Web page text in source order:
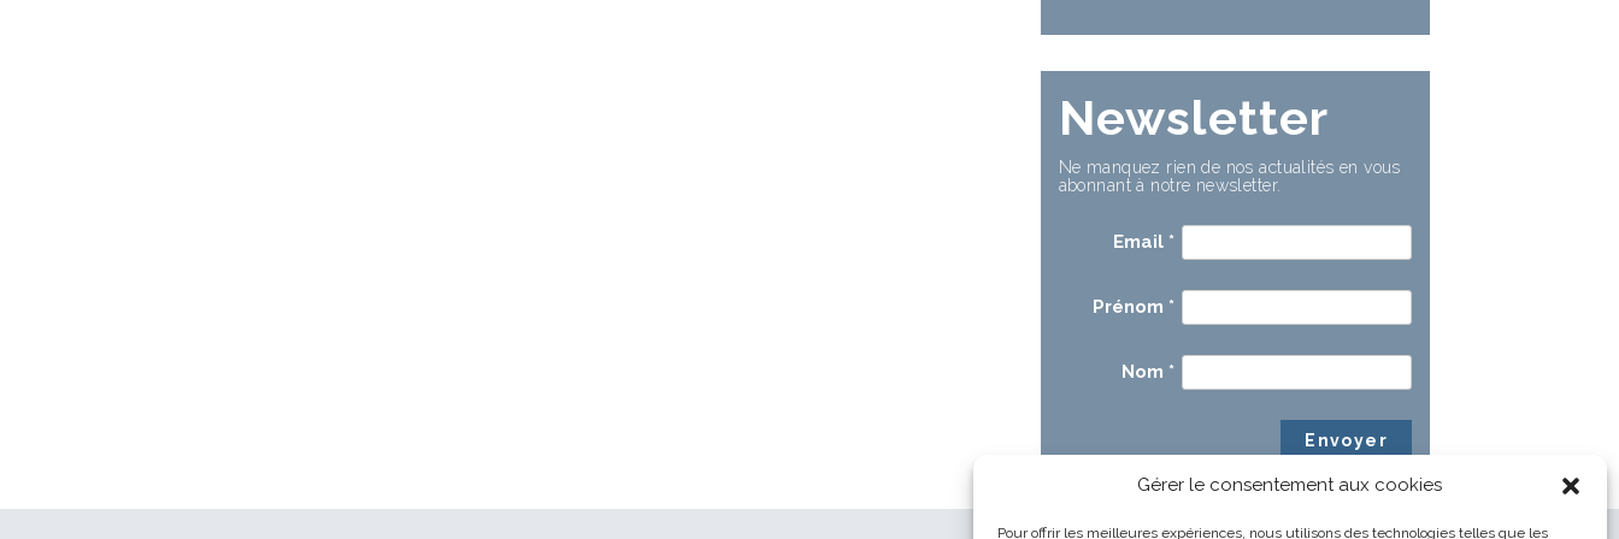
Gérer le consentement aux cookies
Pour offrir les meilleures expériences, nous utilisons des technologies telles que les
Newsletter
Ne manquez rien de nos actualités en vous
abonnant à notre newsletter.
Email *
Prénom *
Nom *